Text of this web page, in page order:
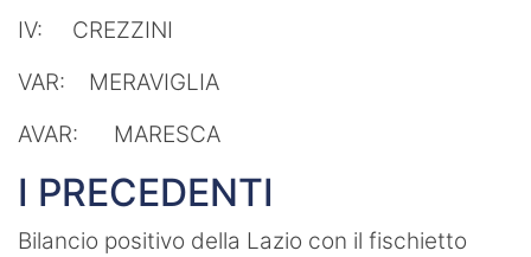
IV: CREZZINI
VAR: MERAVIGLIA
AVAR: MARESCA
I PRECEDENTI
Bilancio positivo della Lazio con il fischietto